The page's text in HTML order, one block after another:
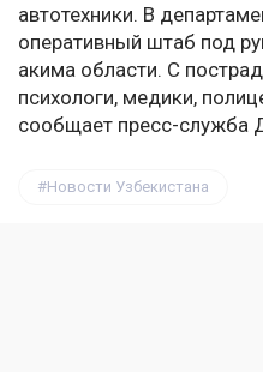
автотехники. В
оперативный штаб под
акима области. С
психологи, медики,
сообщает пресс-служба
Новости Узбекистана